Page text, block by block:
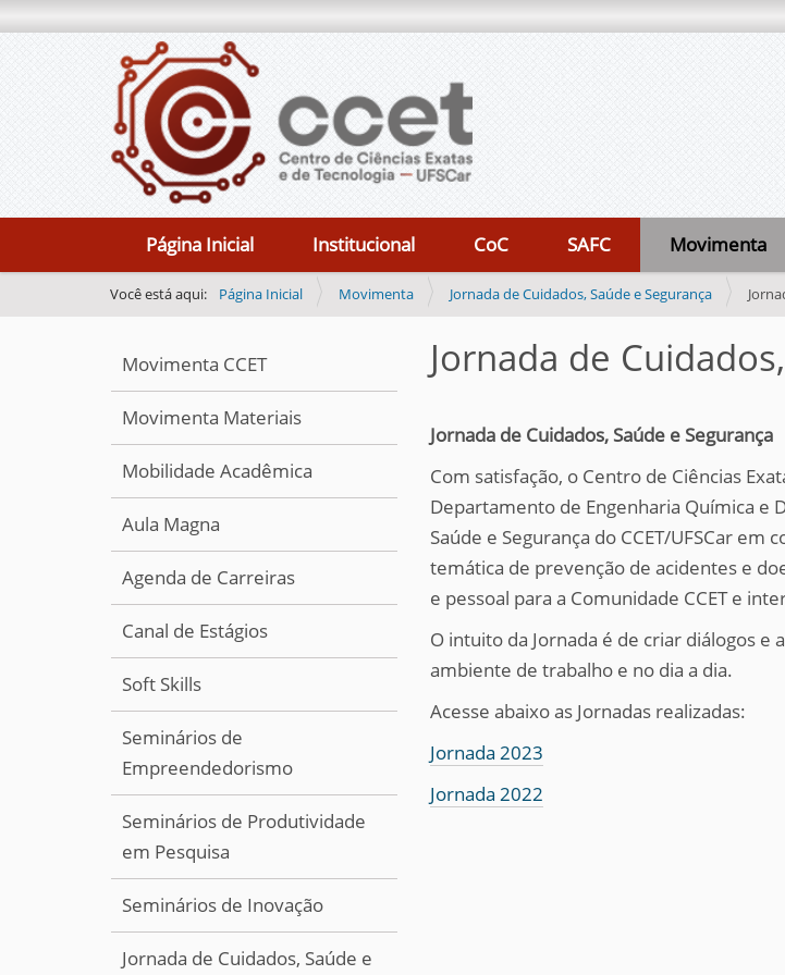
Página Inicial Institucional CoC SAFC Movimenta
Você está aqui: Página Inicial Movimenta Jornada de Cuidados, Saúde e Segurança
Movimenta CCET
Movimenta Materiais
Mobilidade Acadêmica
Aula Magna
Agenda de Carreiras
Canal de Estágios
Soft Skills
Seminários de
Empreendedorismo
Seminários de Produtividade
em Pesquisa
Seminários de Inovação
Jornada de Cuidados, Saúde e
Jornada de
Jornada de Cuidados, Saúde e Segurança
Com satisfação, o Centro de Ciências
Departamento de Engenharia Química e
Saúde e Segurança do CCET/UFSCar
temática de prevenção de acidentes e
e pessoal para a Comunidade CCET e
O intuito da Jornada é de criar diálogos e
ambiente de trabalho e no dia a dia.
Acesse abaixo as Jornadas realizadas:
Jornada 2023
Jornada 2022